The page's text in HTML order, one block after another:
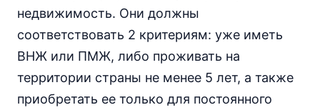
недвижимость. Они должны
соответствовать 2 критериям: уже иметь
ВНЖ или ПМЖ, либо проживать на
территории страны не менее 5 лет, а также
приобретать ее только для постоянного